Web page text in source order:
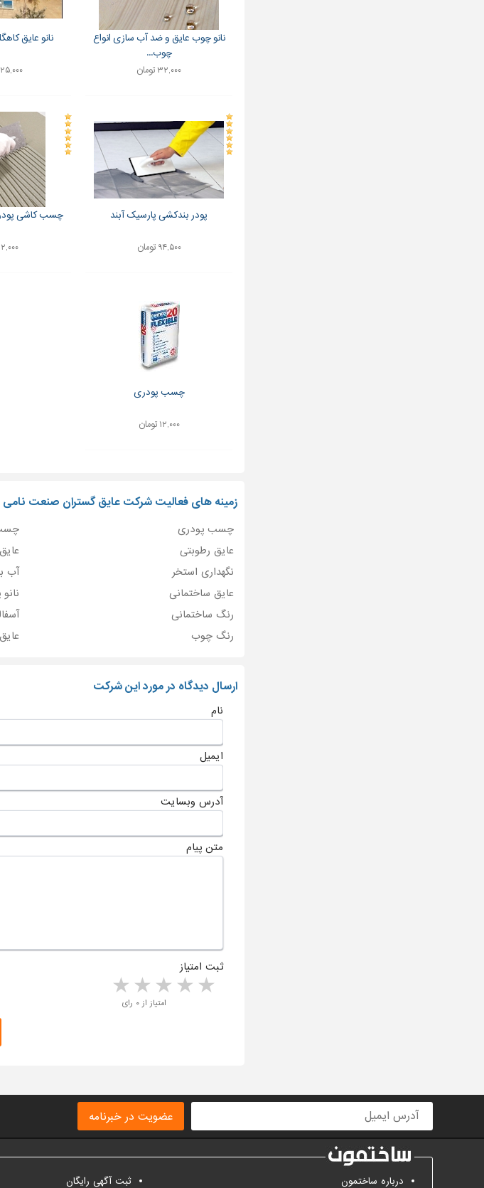
نانو چوب عایق و ضد آب سازی انواع
چوب...
۳۲,۰۰۰ تومان
نانو عایق
۳۲۵,۰۰۰
پودر بندکشی پارسیک آبند
۹۴,۵۰۰ تومان
چسب کاشی پودری
۱۲,۰۰۰
چسب پودری
۱۲,۰۰۰ تومان
زمینه های فعالیت شرکت عایق گستران صنعت نامی
چسب پودری
عایق رطوبتی
نگهداری استخر
آب
عایق ساختمانی
رنگ ساختمانی
رنگ چوب
ارسال دیدگاه در مورد این شرکت
نام
ایمیل
آدرس وبسایت
متن پیام
ثبت امتیاز
4 stars 3 stars 2 stars 1 star امتیاز از ۰ رای
عضویت در خبرنامه
درباره ساختمون ثبت آگهی رایگان